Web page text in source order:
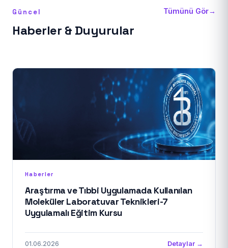
Güncel
Haberler & Duyurular
Tümünü Gör→
Haberler
Araştırma ve Tıbbi Uygulamada Kullanılan
Moleküler Laboratuvar Teknikleri-7
Uygulamalı Eğitim Kursu
01.06.2026 Detaylar →